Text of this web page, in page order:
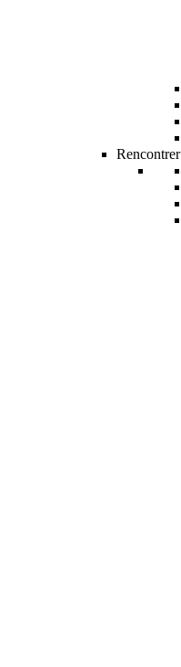
Rencontrer